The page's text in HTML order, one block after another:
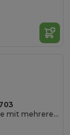
Umweltfreundliche Herrenhose mit mehreren Taschen